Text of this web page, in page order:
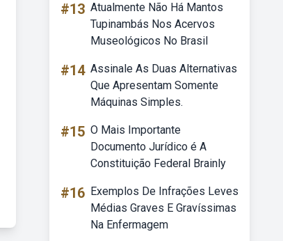
#13 Atualmente Não Há Mantos
Tupinambás Nos Acervos
Museológicos No Brasil
#14 Assinale As Duas Alternativas
Que Apresentam Somente
Máquinas Simples.
#15 O Mais Importante
Documento Jurídico é A
Constituição Federal Brainly
#16 Exemplos De Infrações Leves
Médias Graves E Gravíssimas
Na Enfermagem